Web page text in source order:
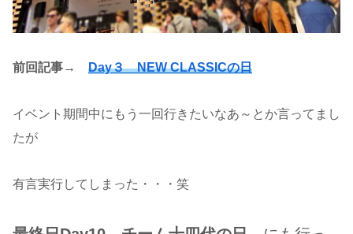
前回記事→ Day３ NEW CLASSICの日
イベント期間中にもう一回行きたいなあ～とか言ってまし
たが
有言実行してしまった・・・笑